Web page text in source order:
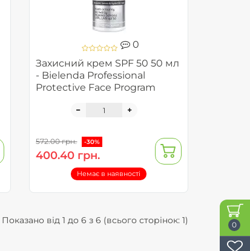
0
0
Захисний крем SPF 50 50 мл
- Bielenda Professional
Protective Face Program
572.00 грн. -30%
400.40 грн.
Немає в наявності
Показано від 1 до 6 з 6 (всього сторінок: 1)